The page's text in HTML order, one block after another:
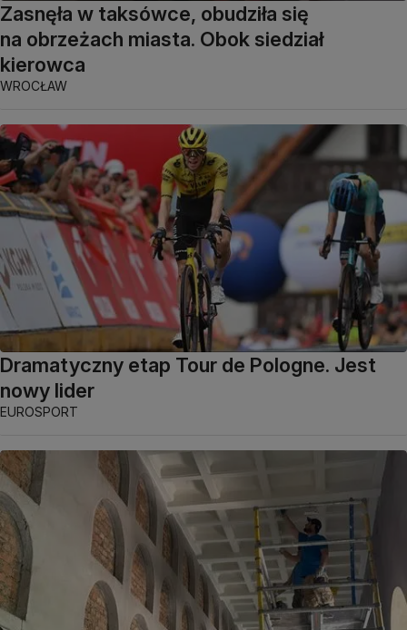
Zasnęła w taksówce, obudziła się
na obrzeżach miasta. Obok siedział
kierowca
WROCŁAW
Dramatyczny etap Tour de Pologne. Jest
nowy lider
EUROSPORT